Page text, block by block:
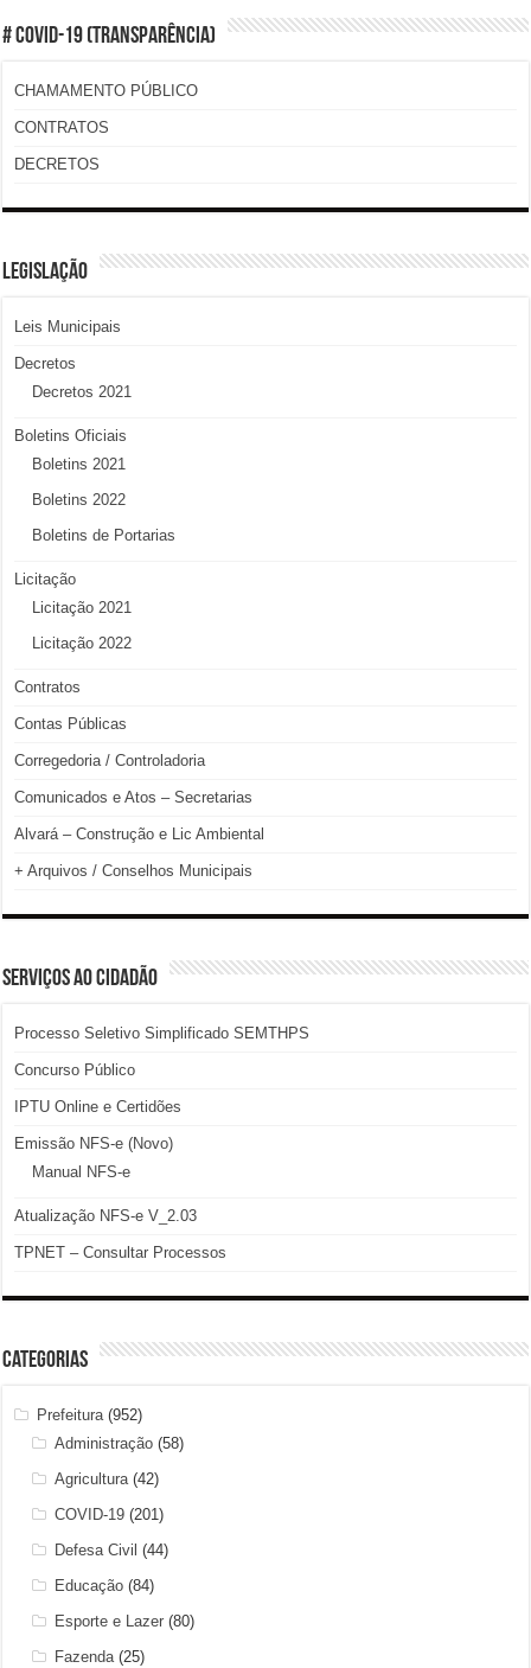
# COVID-19 (TRANSPARÊNCIA)
CHAMAMENTO PÚBLICO
CONTRATOS
DECRETOS
LEGISLAÇÃO
Leis Municipais
Decretos
Decretos 2021
Boletins Oficiais
Boletins 2021
Boletins 2022
Boletins de Portarias
Licitação
Licitação 2021
Licitação 2022
Contratos
Contas Públicas
Corregedoria / Controladoria
Comunicados e Atos – Secretarias
Alvará – Construção e Lic Ambiental
+ Arquivos / Conselhos Municipais
SERVIÇOS AO CIDADÃO
Processo Seletivo Simplificado SEMTHPS
Concurso Público
IPTU Online e Certidões
Emissão NFS-e (Novo)
Manual NFS-e
Atualização NFS-e V_2.03
TPNET – Consultar Processos
Categorias
Prefeitura(952)
Administração (58)
Agricultura(42)
COVID-19 (201)
Defesa Civil (44)
Educação (84)
Esporte e Lazer (80)
Fazenda(25)